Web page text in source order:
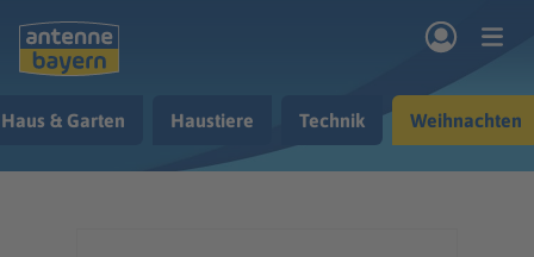
Ratgeber
Haus & Garten Haustiere Technik Weihnachten